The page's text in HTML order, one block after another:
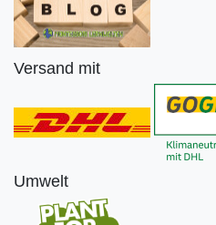
Versand mit
Umwelt